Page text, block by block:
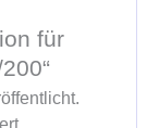
für